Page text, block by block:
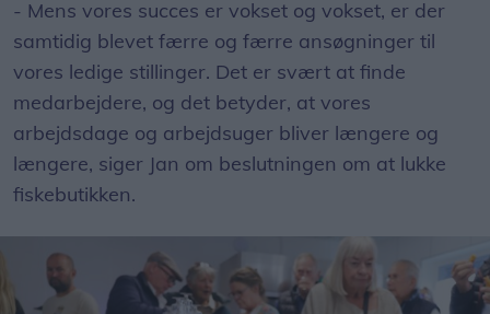
- Mens vores succes er vokset og vokset, er der
samtidig blevet færre og færre ansøgninger til
vores ledige stillinger. Det er svært at finde
medarbejdere, og det betyder, at vores
arbejdsdage og arbejdsuger bliver længere og
længere, siger Jan om beslutningen om at lukke
fiskebutikken.